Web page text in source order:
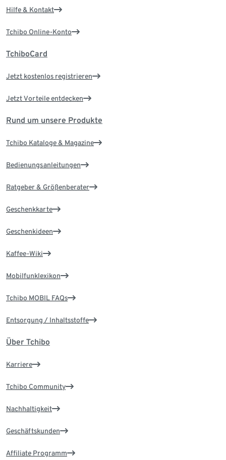
Hilfe & Kontakt
Tchibo Online-Konto
TchiboCard
Jetzt kostenlos registrieren
Jetzt Vorteile entdecken
Rund um unsere Produkte
Tchibo Kataloge & Magazine
Bedienungsanleitungen
Ratgeber & Größenberater
Geschenkkarte
Geschenkideen
Kaffee-Wiki
Mobilfunklexikon
Tchibo MOBIL FAQs
Entsorgung / Inhaltsstoffe
Über Tchibo
Karriere
Tchibo Community
Nachhaltigkeit
Geschäftskunden
Affiliate Programm